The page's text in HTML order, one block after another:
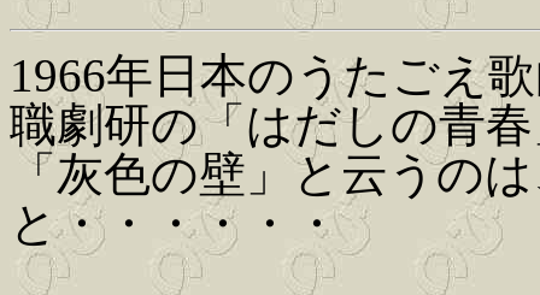
1966年日本のうたごえ
職劇研の「はだしの青
「灰色の壁」と云うの
と・・・・・・